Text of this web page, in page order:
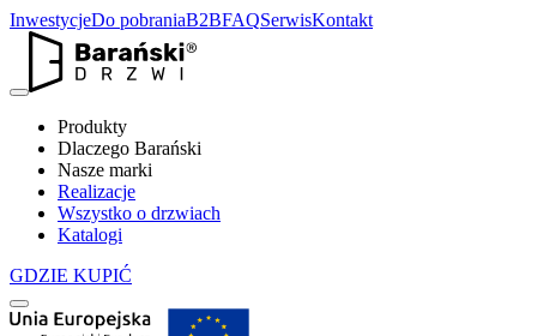
InwestycjeDo pobraniaB2BFAQSerwisKontakt
Produkty
Dlaczego Barański
Nasze marki
Realizacje
Wszystko o drzwiach
Katalogi
GDZIE KUPIĆ